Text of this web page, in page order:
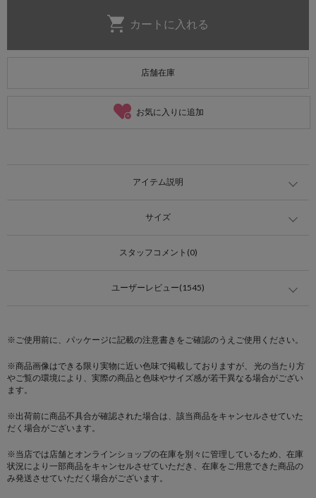
店舗在庫
お気に入りに追加
アイテム説明
サイズ
スタッフコメント(0)
ユーザーレビュー(1545)
※ご使用前に、パッケージに記載の注意書きをご確認のうえご使用ください。
※商品画像はできる限り実物に近い色味で掲載しておりますが、 光の当たり方
やご覧の環境により、実際の商品と色味やサイズ感が若干異なる場合がござい
ます。
※出荷前に商品不具合が確認された場合は、該当商品をキャンセルさせていた
だく場合がございます。
※当店では店舗とオンラインショップの在庫を別々に管理しているため、在庫
状況により一部商品をキャンセルさせていただき、在庫をご用意できた商品の
み発送させていただく場合がございます。